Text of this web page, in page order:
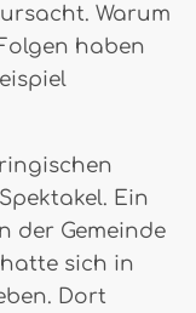
Warum
haben
Ein
der Gemeinde
sich in
Dort